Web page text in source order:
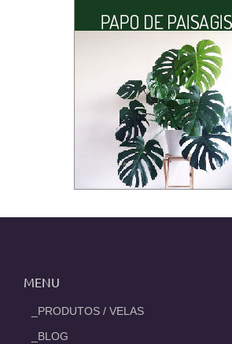
MENU
_PRODUTOS / VELAS
_BLOG